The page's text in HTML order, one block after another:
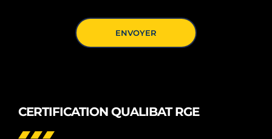
CERTIFICATION QUALIBAT RGE